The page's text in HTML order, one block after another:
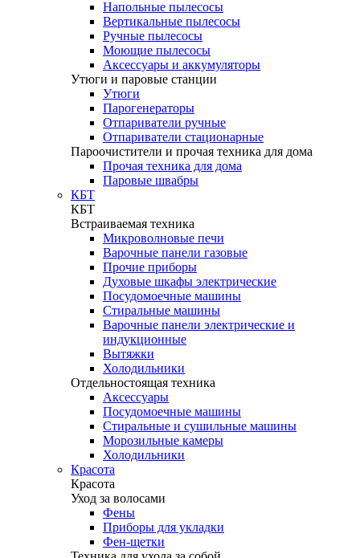
Напольные пылесосы
Вертикальные пылесосы
Ручные пылесосы
Моющие пылесосы
Аксессуары и аккумуляторы
Утюги и паровые станции
Утюги
Парогенераторы
Отпариватели ручные
Отпариватели стационарные
Пароочистители и прочая техника для дома
Прочая техника для дома
Паровые швабры
КБТ
КБТ
Встраиваемая техника
Микроволновые печи
Варочные панели газовые
Прочие приборы
Духовые шкафы электрические
Посудомоечные машины
Стиральные машины
Варочные панели электрические и
индукционные
Вытяжки
Холодильники
Отдельностоящая техника
Аксессуары
Посудомоечные машины
Стиральные и сушильные машины
Морозильные камеры
Холодильники
Красота
Красота
Уход за волосами
Фены
Приборы для укладки
Фен-щетки